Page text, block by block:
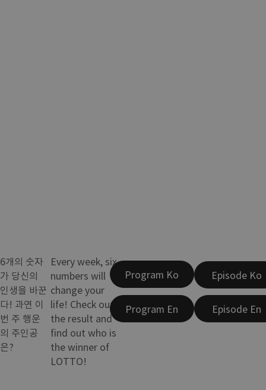
6개의 숫자
가 당신의
인생을 바꾼
다! 과연 이
번 주 행운
의 주인공
은?
Every week, six
numbers will
change your
life! Check out
the result and
find out who is
the winner of
LOTTO!
Program Ko
Program En
Episode Ko
Episode En